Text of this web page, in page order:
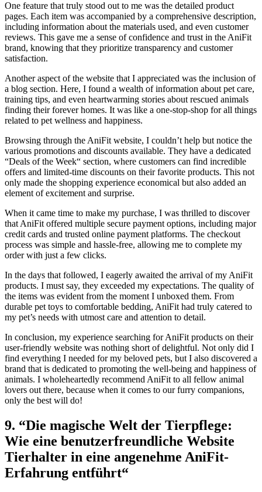
One feature that‌ truly stood out to me was the detailed⁤ product
pages. Each item was accompanied by a comprehensive description,
including‌ information about ‌the materials used, and even customer
reviews. This ‌gave me a sense of confidence and ​trust in the AniFit
brand, knowing that they prioritize transparency and​ customer
satisfaction.
Another aspect of the website that I appreciated ⁤was the inclusion of
a blog section. Here, I found ⁢a wealth of information about pet care,
training tips, and even heartwarming stories about rescued animals
finding their forever homes. It was like a one-stop-shop ⁤for all things
related‍ to pet wellness and happiness.
Browsing through ⁣the AniFit website, I couldn’t help but notice the
various promotions‌ and discounts ‌available. They have a⁢ dedicated
‍“Deals of the Week“ section, where customers ⁤can find incredible
offers and limited-time discounts ⁤on their favorite ​products. This not
only made the shopping experience economical but also added ‌an
element​ of excitement and surprise.
When it came ‌time to make my purchase, I was thrilled to discover
that​ AniFit offered multiple secure​ payment options, including ‌major
credit cards and trusted online⁢ payment platforms. The ​checkout
process was simple and hassle-free, allowing me ​to complete⁤ my
‍order with just ⁣a few clicks.
In the days that followed, I‍ eagerly⁢ awaited the arrival⁤ of my AniFit
products. I ⁤must say, ‍they exceeded my expectations. ⁢The quality of
⁣the items was evident from the moment I unboxed ⁢them. From
durable ⁣pet toys to comfortable bedding, AniFit had truly catered to
my pet’s needs with utmost care and‍ attention to detail.
In conclusion, my experience searching for AniFit products on their
⁢user-friendly website was nothing⁢ short of delightful. Not only did​ I
find ⁣everything I needed for my beloved pets, but I also discovered⁤ a
brand that is‍ dedicated to promoting the well-being and happiness of
animals. I​ wholeheartedly recommend AniFit to⁤ all fellow animal
lovers out there, because ⁣when it ⁤comes‍ to our furry companions,
only the best will do!
9. ⁢“Die magische⁣ Welt der Tierpflege:
Wie eine benutzerfreundliche Website
Tierhalter in eine angenehme AniFit-
Erfahrung entführt“